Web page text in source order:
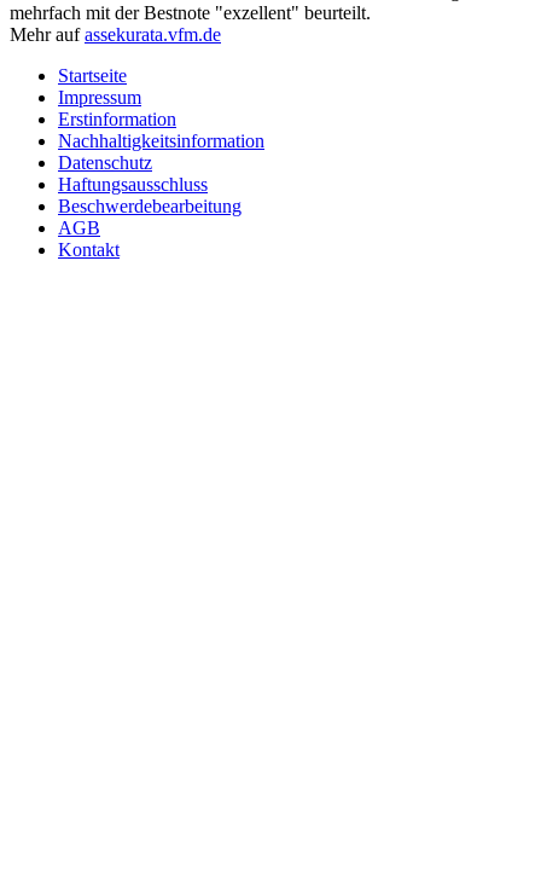
mehrfach mit der Bestnote "exzellent" beurteilt.
Mehr aufassekurata.vfm.de
Startseite
Impressum
Erstinformation
Nachhaltigkeitsinformation
Datenschutz
Haftungsausschluss
Beschwerdebearbeitung
AGB
Kontakt